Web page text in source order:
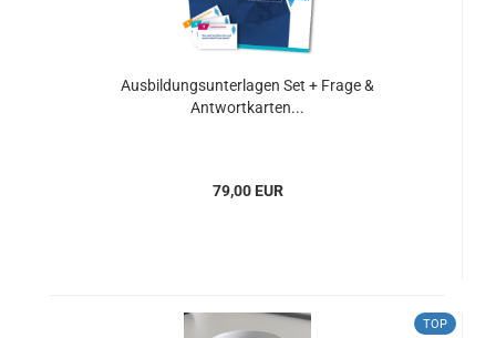
Ausbildungsunterlagen Set + Frage &
Antwortkarten...
79,00 EUR
TOP